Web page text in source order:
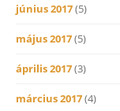
június 2017(5)
május 2017(5)
április 2017(3)
március 2017(4)